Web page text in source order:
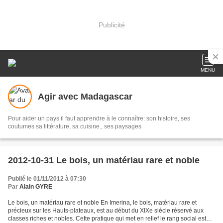
Publicité
MENU
Agir avec Madagascar
Pour aider un pays il faut apprendre à le connaître: son histoire, ses
coutumes sa littérature, sa cuisine., ses paysages
2012-10-31 Le bois, un matériau rare et noble
Publié le 01/11/2012 à 07:30
Par Alain GYRE
Le bois, un matériau rare et noble En Imerina, le bois, matériau rare et
précieux sur les Hauts-plateaux, est au début du XIXe siècle réservé aux
classes riches et nobles. Cette pratique qui met en relief le rang social est